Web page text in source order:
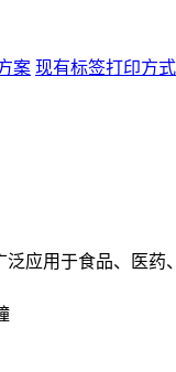
案 现有标签打印方
应用于食品、医